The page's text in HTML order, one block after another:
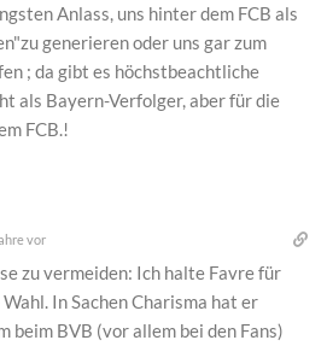
Anlass, uns hinter dem FCB als
generieren oder uns gar zum
; da gibt es höchstbeachtliche
als Bayern-Verfolger, aber für die
FCB.!
vor
zu vermeiden: Ich halte Favre für
In Sachen Charisma hat er
beim BVB (vor allem bei den Fans)